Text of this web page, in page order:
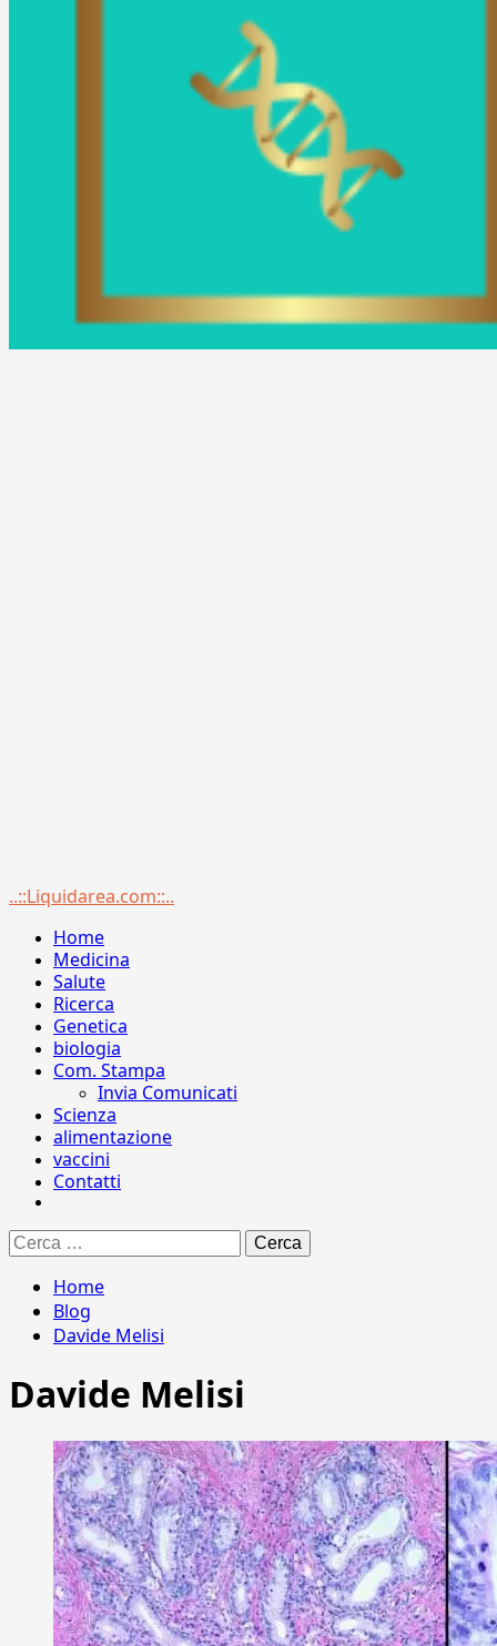
Menu
..::Liquidarea.com::..
Home
Medicina
Salute
Ricerca
Genetica
biologia
Com. Stampa
Invia Comunicati
Scienza
alimentazione
vaccini
Contatti
Ricerca
per:
Home
Blog
Davide Melisi
Davide Melisi